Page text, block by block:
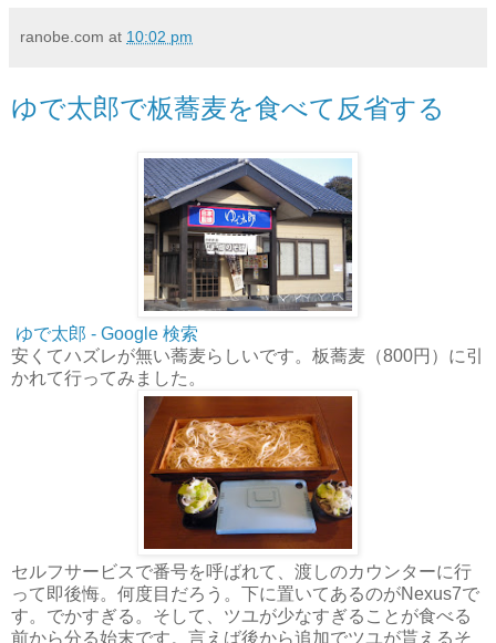
ranobe.com at 10:02 pm
ゆで太郎で板蕎麦を食べて反省する
ゆで太郎 - Google 検索
安くてハズレが無い蕎麦らしいです。板蕎麦（800円）に引
かれて行ってみました。
セルフサービスで番号を呼ばれて、渡しのカウンターに行
って即後悔。何度目だろう。下に置いてあるのがNexus7で
す。でかすぎる。そして、ツユが少なすぎることが食べる
前から分る始末です。言えば後から追加でツユが貰えるそ